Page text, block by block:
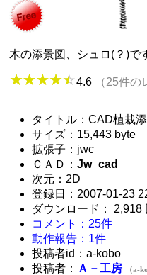
木の添景図、シュロ(？)で
4.6 （25件の
タイトル：CAD植栽
サイズ：15,443 byte
拡張子：jwc
ＣＡＤ：Jw_cad
次元：2D
登録日：2007-01-23
ダウンロード： 2,918
コメント：25件
動作報告：1件
投稿者id：a-kobo
投稿者：
Ａ－工房 （a-